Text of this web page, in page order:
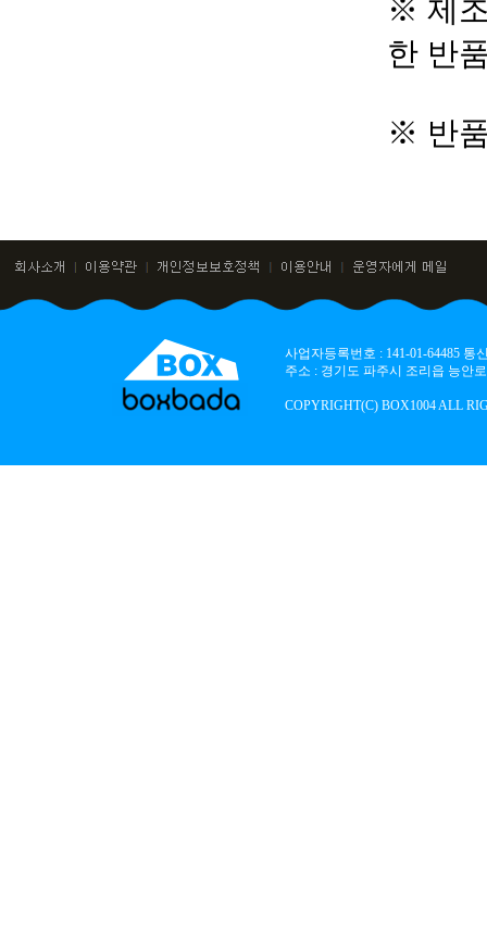
※ 제
한 반
※ 반
사업자등록번호 : 141-01-64485
주소 : 경기도 파주시 조리읍 능안
COPYRIGHT(C) BOX1004 ALL